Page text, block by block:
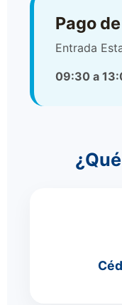
Pago
Entrada
09:30 a